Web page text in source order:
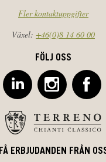
Fler kontaktuppgifter
Växel: +46(0)8 14 60 00
FÖLJ OSS
FÅ ERBJUDANDEN FRÅN